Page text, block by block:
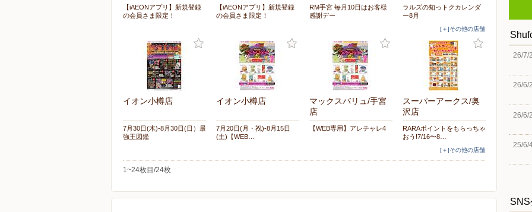
【iAEONアプリ】新規登録
の会員さま限定！
【iAEONアプリ】新規登録
の会員さま限定！
RM手宮 毎月10日はお客様
感謝デー
ラルズの知っトクカレンダ
ー8月
[＋]その他の店舗
イオン小樽店
7月30日(木)-8月30日(日）最
強王図鑑
イオン小樽店
7月20日(月・祝)-8月15日
(土)【WEB…
マックスバリュ/手宮
店
【WEB専用】アレチャレ4
スーパーアークス/奥
沢店
RARAポイントをもらっちゃ
おう!7/16〜8…
[＋]その他の店舗
1~24枚目/24枚
26/7/
26/6/
26/6/
25/6/